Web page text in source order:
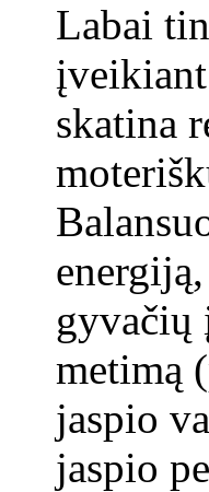
Labai
skatina
gyvačių
metimą
jaspio
jaspio